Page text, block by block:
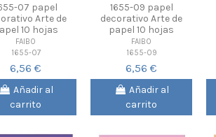
07 papel
Arte de
10 hojas
FAIBO
1655-07
6,56 €
Añadir al
carrito
1655-09 papel
decorativo Arte de
papel 10 hojas
FAIBO
1655-09
6,56 €
Añadir al
carrito